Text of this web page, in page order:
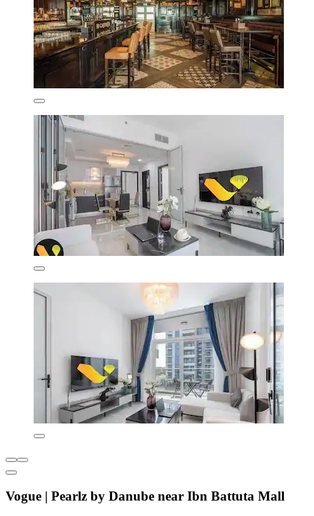
Vogue | Pearlz by Danube near Ibn Battuta Mall